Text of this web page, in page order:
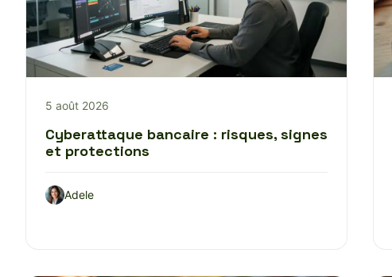
5 août 2026
Cyberattaque bancaire : risques, signes
et protections
Adele